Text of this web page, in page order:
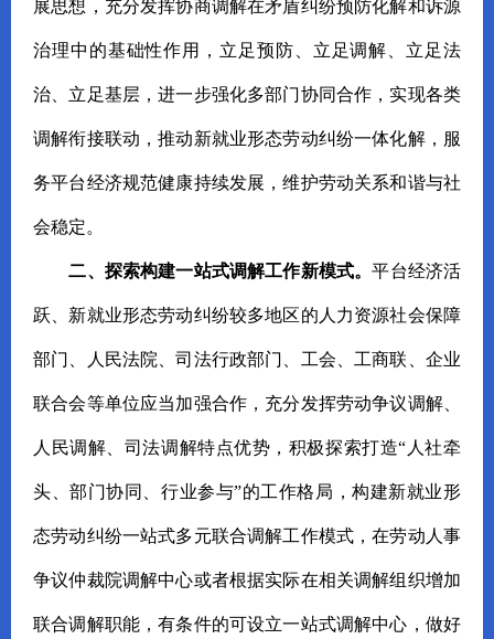
展思想，充分发挥协商调解在矛盾纠纷预防化解和诉源
治理中的基础性作用，立足预防、立足调解、立足法
治、立足基层，进一步强化多部门协同合作，实现各类
调解衔接联动，推动新就业形态劳动纠纷一体化解，服
务平台经济规范健康持续发展，维护劳动关系和谐与社
会稳定。
二、探索构建一站式调解工作新模式。平台经济活
跃、新就业形态劳动纠纷较多地区的人力资源社会保障
部门、人民法院、司法行政部门、工会、工商联、企业
联合会等单位应当加强合作，充分发挥劳动争议调解、
人民调解、司法调解特点优势，积极探索打造“人社牵
头、部门协同、行业参与”的工作格局，构建新就业形
态劳动纠纷一站式多元联合调解工作模式，在劳动人事
争议仲裁院调解中心或者根据实际在相关调解组织增加
联合调解职能，有条件的可设立一站式调解中心，做好